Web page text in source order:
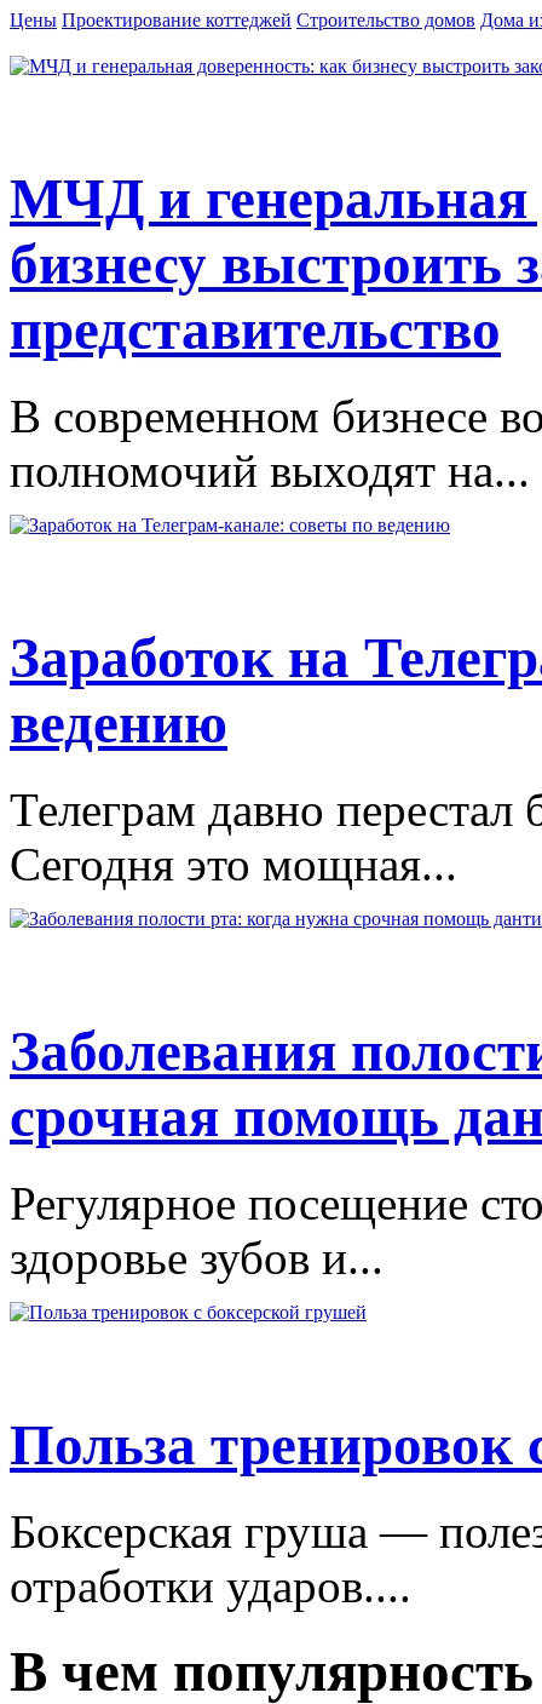
Цены Проектирование коттеджей Строительство домов Дома
МЧД и генеральная
бизнесу выстроить
представительство
В современном бизнесе
полномочий выходят на...
Заработок на
ведению
Телеграм давно
Сегодня это мощная...
Заболевания
срочная помощь
Регулярное посещение
здоровье зубов и...
Польза тренировок
Боксерская груша —
отработки ударов....
В чем